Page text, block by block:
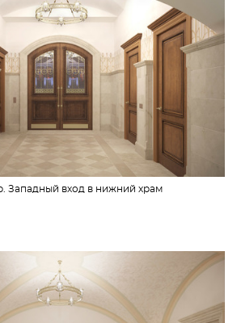
Западный вход в нижний храм